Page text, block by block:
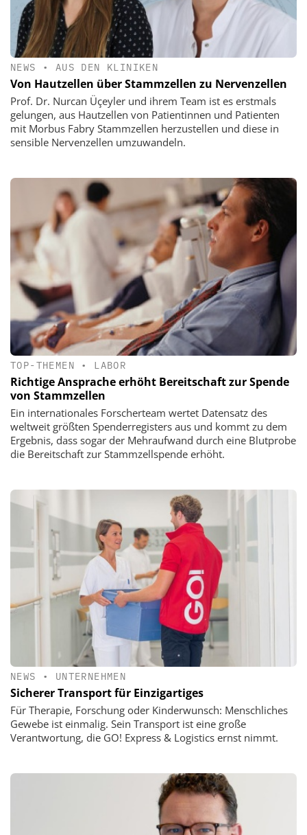
NEWS • AUS DEN KLINIKEN
Von Hautzellen über Stammzellen zu Nervenzellen
Prof. Dr. Nurcan Üçeyler und ihrem Team ist es erstmals
gelungen, aus Hautzellen von Patientinnen und Patienten
mit Morbus Fabry Stammzellen herzustellen und diese in
sensible Nervenzellen umzuwandeln.
TOP-THEMEN • LABOR
Richtige Ansprache erhöht Bereitschaft zur Spende
von Stammzellen
Ein internationales Forscherteam wertet Datensatz des
weltweit größten Spenderregisters aus und kommt zu dem
Ergebnis, dass sogar der Mehraufwand durch eine Blutprobe
die Bereitschaft zur Stammzellspende erhöht.
NEWS • UNTERNEHMEN
Sicherer Transport für Einzigartiges
Für Therapie, Forschung oder Kinderwunsch: Menschliches
Gewebe ist einmalig. Sein Transport ist eine große
Verantwortung, die GO! Express & Logistics ernst nimmt.